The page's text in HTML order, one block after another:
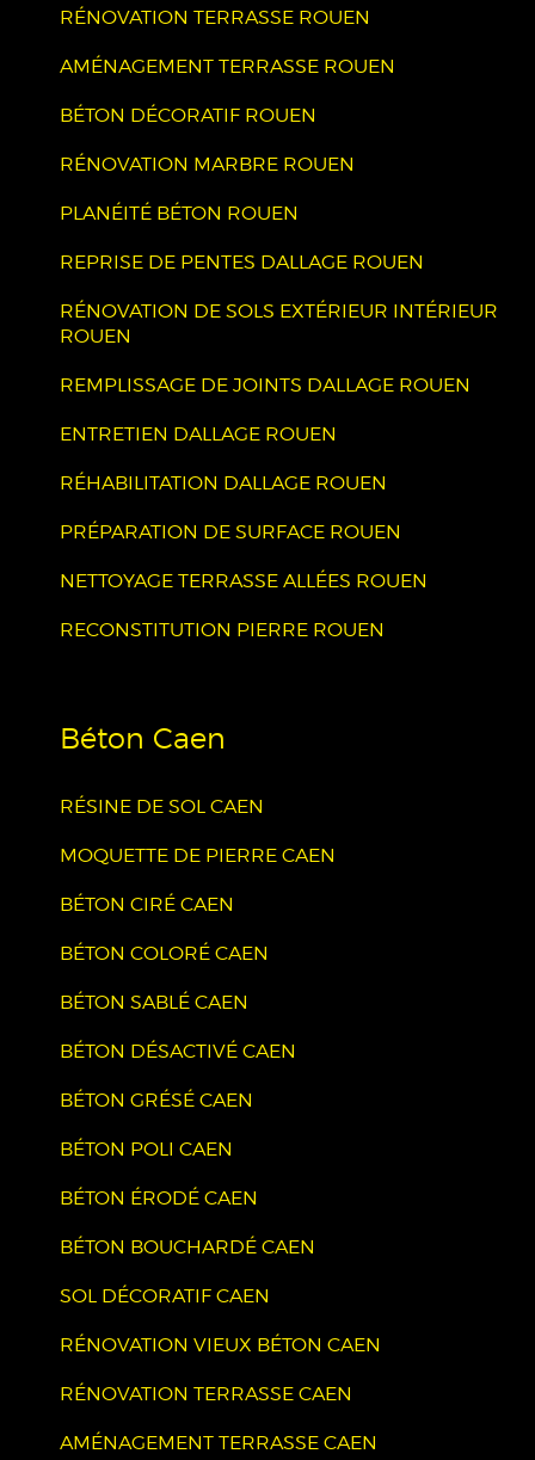
RÉNOVATION TERRASSE ROUEN
AMÉNAGEMENT TERRASSE ROUEN
BÉTON DÉCORATIF ROUEN
RÉNOVATION MARBRE ROUEN
PLANÉITÉ BÉTON ROUEN
REPRISE DE PENTES DALLAGE ROUEN
RÉNOVATION DE SOLS EXTÉRIEUR INTÉRIEUR
ROUEN
REMPLISSAGE DE JOINTS DALLAGE ROUEN
ENTRETIEN DALLAGE ROUEN
RÉHABILITATION DALLAGE ROUEN
PRÉPARATION DE SURFACE ROUEN
NETTOYAGE TERRASSE ALLÉES ROUEN
RECONSTITUTION PIERRE ROUEN
Béton Caen
RÉSINE DE SOL CAEN
MOQUETTE DE PIERRE CAEN
BÉTON CIRÉ CAEN
BÉTON COLORÉ CAEN
BÉTON SABLÉ CAEN
BÉTON DÉSACTIVÉ CAEN
BÉTON GRÉSÉ CAEN
BÉTON POLI CAEN
BÉTON ÉRODÉ CAEN
BÉTON BOUCHARDÉ CAEN
SOL DÉCORATIF CAEN
RÉNOVATION VIEUX BÉTON CAEN
RÉNOVATION TERRASSE CAEN
AMÉNAGEMENT TERRASSE CAEN